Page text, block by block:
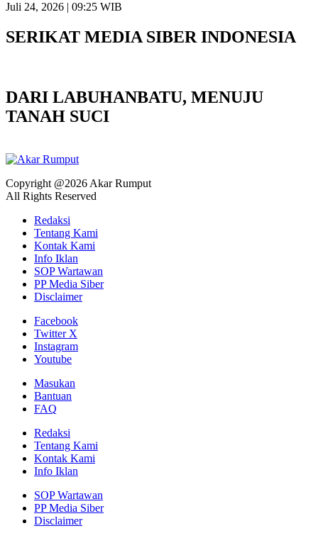
Juli 24, 2026 | 09:25 WIB
SERIKAT MEDIA SIBER INDONESIA
DARI LABUHANBATU, MENUJU
TANAH SUCI
Copyright @2026 Akar Rumput
All Rights Reserved
Redaksi
Tentang Kami
Kontak Kami
Info Iklan
SOP Wartawan
PP Media Siber
Disclaimer
Facebook
Twitter X
Instagram
Youtube
Masukan
Bantuan
FAQ
Redaksi
Tentang Kami
Kontak Kami
Info Iklan
SOP Wartawan
PP Media Siber
Disclaimer